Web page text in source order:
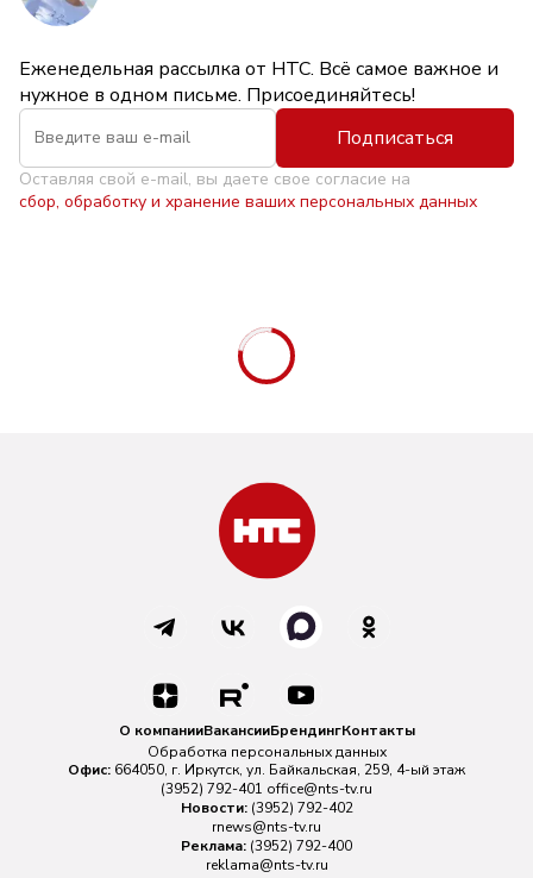
Еженедельная рассылка от НТС. Всё самое важное и
нужное в одном письме. Присоединяйтесь!
Подписаться
Оставляя свой e-mail, вы даете свое согласие на
сбор, обработку и хранение ваших персональных данных
О компанииВакансииБрендингКонтакты
Обработка персональных данных
Офис: 664050, г. Иркутск, ул. Байкальская, 259, 4-ый этаж
(3952) 792-401 office@nts-tv.ru
Новости: (3952) 792-402
rnews@nts-tv.ru
Реклама: (3952) 792-400
reklama@nts-tv.ru